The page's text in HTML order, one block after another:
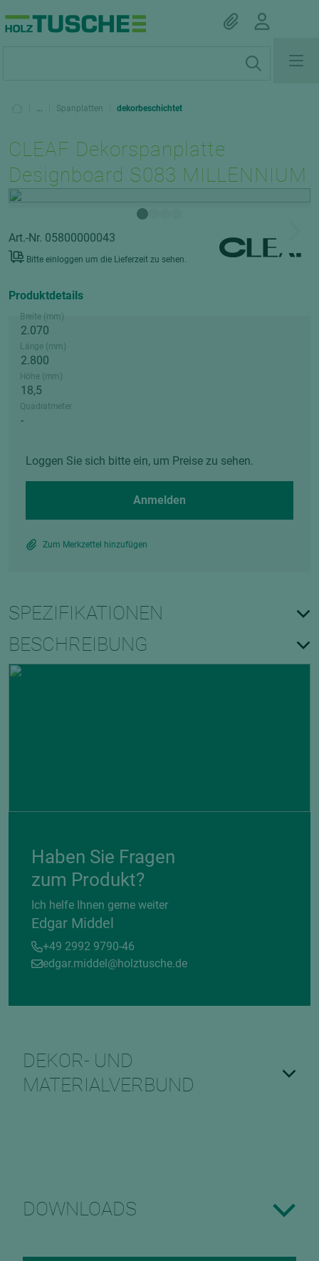
... Spanplatten dekorbeschichtet
CLEAF Dekorspanplatte
Designboard S083 MILLENNIUM
Art.-Nr. 05800000043
Bitte einloggen um die Lieferzeit zu sehen.
Produktdetails
Breite (mm)
Länge (mm)
Höhe (mm)
Quadratmeter
Loggen Sie sich bitte ein, um Preise zu sehen.
Anmelden
Zum Merkzettel hinzufügen
SPEZIFIKATIONEN
BESCHREIBUNG
Haben Sie Fragen
zum Produkt?
Ich helfe Ihnen gerne weiter
Edgar Middel
+49 2992 9790-46
edgar.middel@holztusche.de
DEKOR- UND
MATERIALVERBUND
DOWNLOADS